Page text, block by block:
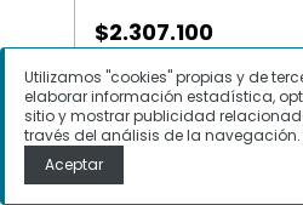
$2.307.100
Apartamento en
Andalucia,
Utilizamos "cookies" propias y de
elaborar información estadística,
sitio y mostrar publicidad
través del análisis de la navegación.
Aceptar